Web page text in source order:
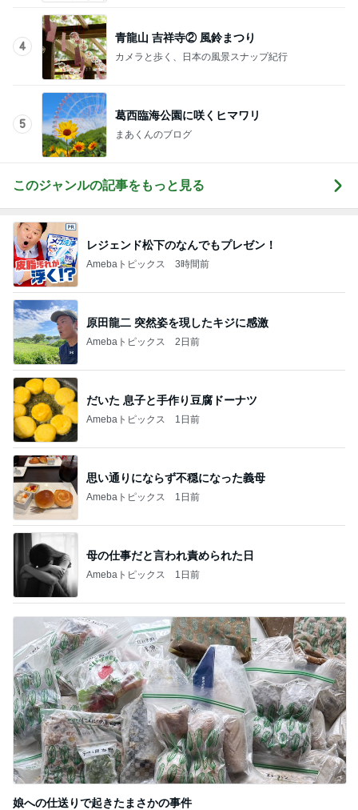
4
青龍山 吉祥寺② 風鈴まつり
カメラと歩く、日本の風景スナップ紀行
5
葛西臨海公園に咲くヒマワリ
まあくんのブログ
このジャンルの記事をもっと見る
レジェンド松下のなんでもプレゼン！
Amebaトピックス 3時間前
原田龍二 突然姿を現したキジに感激
Amebaトピックス 2日前
だいた 息子と手作り豆腐ドーナツ
Amebaトピックス 1日前
思い通りにならず不穏になった義母
Amebaトピックス 1日前
母の仕事だと言われ責められた日
Amebaトピックス 1日前
娘への仕送りで起きたまさかの事件